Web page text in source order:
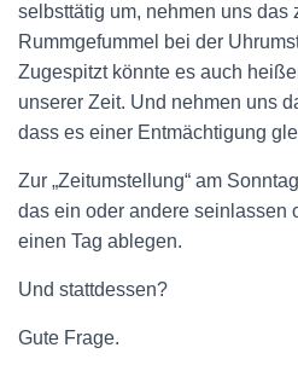
selbsttätig um, nehmen uns
Rummgefummel bei der
Zugespitzt könnte es auch
unserer Zeit. Und nehmen uns
dass es einer Entmächtigung
Zur „Zeitumstellung“ am
das ein oder andere seinlassen
einen Tag ablegen.
Und stattdessen?
Gute Frage.